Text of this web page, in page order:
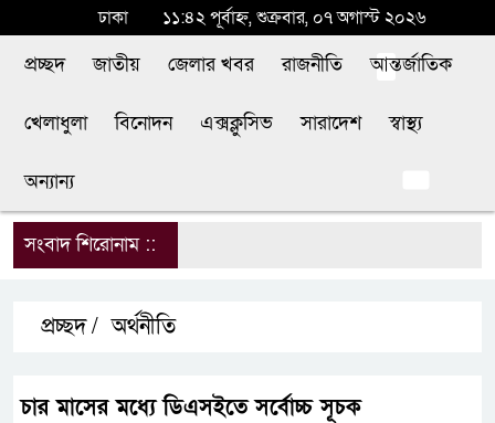
ঢাকা ১১:৪২ পূর্বাহ্ন, শুক্রবার, ০৭ অগাস্ট ২০২৬
প্রচ্ছদ জাতীয় জেলার খবর রাজনীতি আন্তর্জাতিক
খেলাধুলা বিনোদন এক্সক্লুসিভ সারাদেশ স্বাস্থ্য
অন্যান্য
সংবাদ শিরোনাম ::
প্রচ্ছদ / অর্থনীতি
চার মাসের মধ্যে ডিএসইতে সর্বোচ্চ সূচক